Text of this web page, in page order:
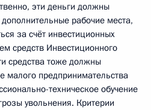
эти деньги должны
рабочие места,
за счёт инвестиционных
средств Инвестиционного
средства тоже должны
малого предпринимательства
техническое обучение
увольнения. Критерии